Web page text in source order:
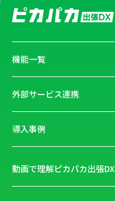
機能一覧
外部サービス連携
導入事例
動画で理解ピカパカ出張DX